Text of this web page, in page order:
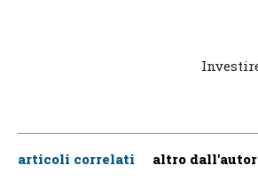
articoli correlati altro